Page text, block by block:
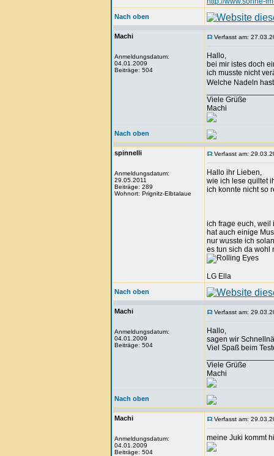
Nach oben
Machi
Anmeldungsdatum:
04.01.2009
Beiträge: 504
Verfasst am:
Hallo,
bei mir istes doch
ich musste nicht
Welche Nadeln
Viele Grüße
Machi
Nach oben
spinnelli
Anmeldungsdatum:
29.05.2011
Beiträge: 289
Wohnort: Prignitz-Elbtalaue
Verfasst am:
Hallo ihr Lieben,
wie ich lese quiltet
ich konnte nicht so
ich frage euch, weil
hat auch einige
nur wusste ich
es tun sich da wohl
LG Ella
Nach oben
Machi
Anmeldungsdatum:
04.01.2009
Beiträge: 504
Verfasst am:
Hallo,
sagen wir
Viel Spaß beim
Viele Grüße
Machi
Nach oben
Machi
Anmeldungsdatum:
04.01.2009
Beiträge: 504
Verfasst am:
meine Juki kommt